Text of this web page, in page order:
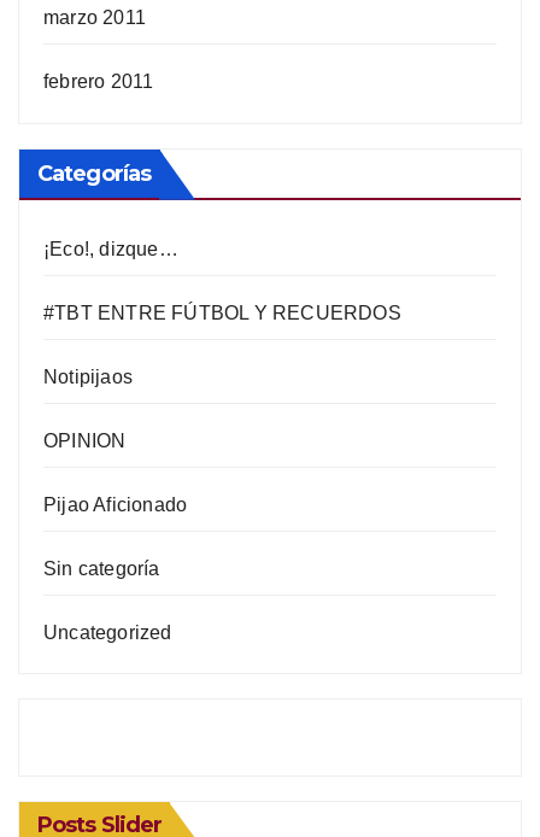
marzo 2011
febrero 2011
Categorías
¡Eco!, dizque…
#TBT ENTRE FÚTBOL Y RECUERDOS
Notipijaos
OPINION
Pijao Aficionado
Sin categoría
Uncategorized
Posts Slider